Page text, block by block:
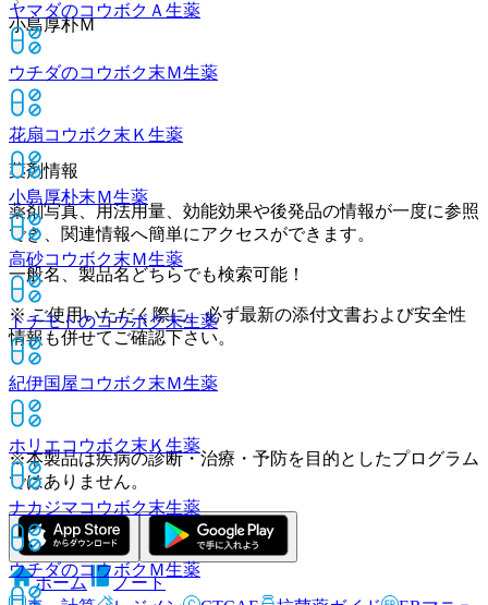
小島厚朴Ｍ
ヤマダのコウボクＡ 生薬
ウチダのコウボク末Ｍ生薬
花扇コウボク末Ｋ 生薬
小島厚朴末Ｍ生薬
高砂コウボク末Ｍ生薬
トチモトのコウボク末生薬
紀伊国屋コウボク末Ｍ生薬
ホリエコウボク末Ｋ 生薬
ナカジマコウボク末生薬
ウチダのコウボクＭ生薬
薬剤情報
薬剤写真、用法用量、効能効果や後発品の情報が一度に参照
でき、関連情報へ簡単にアクセスができます。
一般名、製品名どちらでも検索可能！
※ ご使用いただく際に、必ず最新の添付文書および安全性
情報も併せてご確認下さい。
※本製品は疾病の診断・治療・予防を目的としたプログラム
ではありません。
ホーム
ノート